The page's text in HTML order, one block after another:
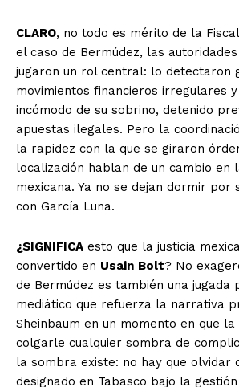
CLARO, no todo es mérito de la
el caso de Bermúdez, las
jugaron un rol central: lo detectaron
movimientos financieros irregulares
incómodo de su sobrino, detenido
apuestas ilegales. Pero la
la rapidez con la que se giraron
localización hablan de un cambio en
mexicana. Ya no se dejan dormir por
con García Luna.
¿SIGNIFICA esto que la justicia
convertido en Usain Bolt? No
de Bermúdez es también una jugada
mediático que refuerza la narrativa
Sheinbaum en un momento en que la
colgarle cualquier sombra de
la sombra existe: no hay que olvidar
designado en Tabasco bajo la